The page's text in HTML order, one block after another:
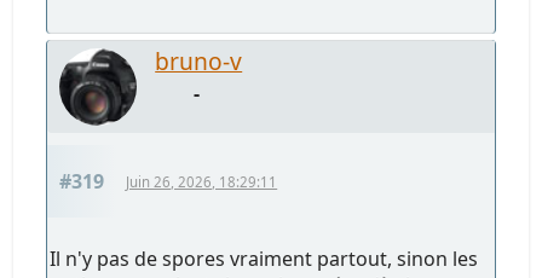
bruno-v
-
#319 Juin 26, 2026, 18:29:11
Il n'y pas de spores vraiment partout, sinon les